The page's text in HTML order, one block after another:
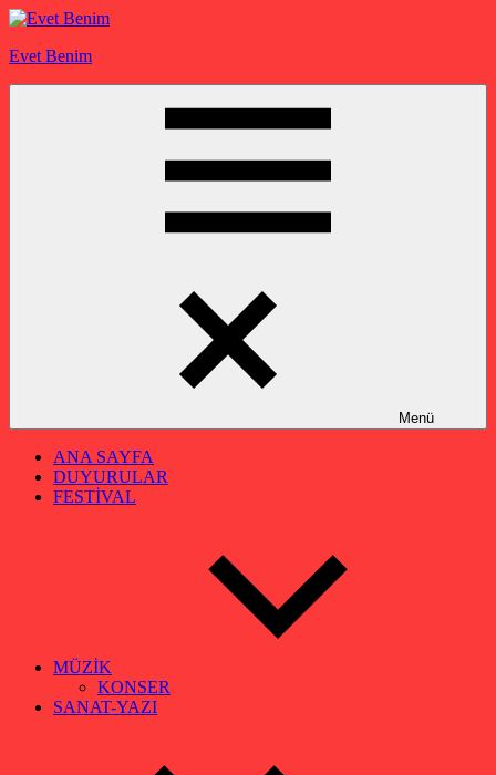
İçeriğe
Evet Benim
Menü
ANA SAYFA
DUYURULAR
FESTİVAL
MÜZİK
KONSER
SANAT-YAZI